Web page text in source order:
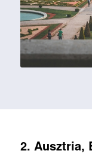
2. Ausztria,